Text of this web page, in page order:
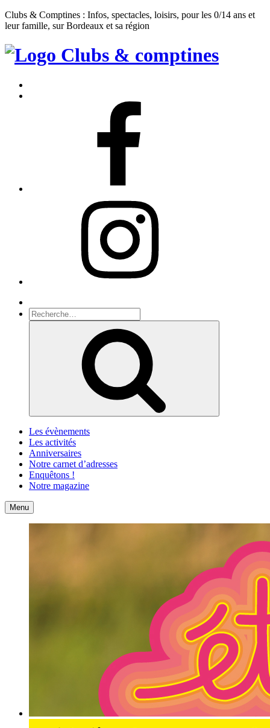
Clubs & Comptines : Infos, spectacles, loisirs, pour les 0/14 ans et
leur famille, sur Bordeaux et sa région
Clubs
Comptines
Recherche
pour
Les évènements
Les activités
Anniversaires
Notre carnet d’adresses
Enquêtons !
Notre magazine
Accueil
Menu Contact